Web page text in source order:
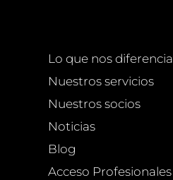
Lo que nos diferencia
Nuestros servicios
Nuestros socios
Noticias
Blog
Acceso Profesionales